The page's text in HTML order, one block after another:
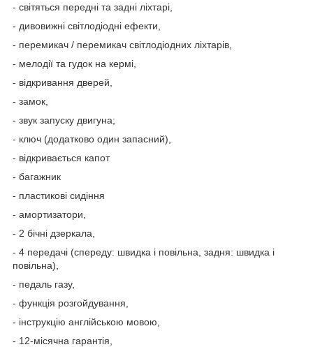
- світяться передні та задні ліхтарі,
- дивовижні світлодіодні ефекти,
- перемикач / перемикач світлодіодних ліхтарів,
- мелодії та гудок на кермі,
- відкривання дверей,
- замок,
- звук запуску двигуна;
- ключ (додатково один запасний),
- відкривається капот
- багажник
- пластикові сидіння
- амортизатори,
- 2 бічні дзеркала,
- 4 передачі (спереду: швидка і повільна, задня: швидка і
повільна),
- педаль газу,
- функція розгойдування,
- інструкцію англійською мовою,
- 12-місячна гарантія,